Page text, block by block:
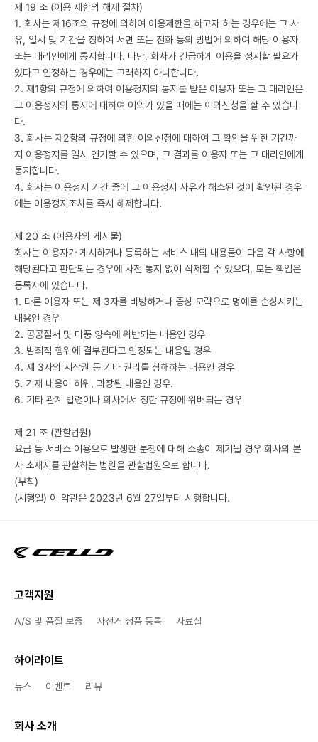
제 19 조 (이용 제한의 해제 절차)
1. 회사는 제16조의 규정에 의하여 이용제한을 하고자 하는 경우에는 그 사
유, 일시 및 기간을 정하여 서면 또는 전화 등의 방법에 의하여 해당 이용자
또는 대리인에게 통지합니다. 다만, 회사가 긴급하게 이용을 정지할 필요가
있다고 인정하는 경우에는 그러하지 아니합니다.
2. 제1항의 규정에 의하여 이용정지의 통지를 받은 이용자 또는 그 대리인은
그 이용정지의 통지에 대하여 이의가 있을 때에는 이의신청을 할 수 있습니
다.
3. 회사는 제2항의 규정에 의한 이의신청에 대하여 그 확인을 위한 기간까
지 이용정지를 일시 연기할 수 있으며, 그 결과를 이용자 또는 그 대리인에게
통지합니다.
4. 회사는 이용정지 기간 중에 그 이용정지 사유가 해소된 것이 확인된 경우
에는 이용정지조치를 즉시 해제합니다.
제 20 조 (이용자의 게시물)
회사는 이용자가 게시하거나 등록하는 서비스 내의 내용물이 다음 각 사항에
해당된다고 판단되는 경우에 사전 통지 없이 삭제할 수 있으며, 모든 책임은
등록자에 있습니다.
1. 다른 이용자 또는 제 3자를 비방하거나 중상 모략으로 명예를 손상시키는
내용인 경우
2. 공공질서 및 미풍 양속에 위반되는 내용인 경우
3. 범죄적 행위에 결부된다고 인정되는 내용일 경우
4. 제 3자의 저작권 등 기타 권리를 침해하는 내용인 경우
5. 기재 내용이 허위, 과장된 내용인 경우.
6. 기타 관계 법령이나 회사에서 정한 규정에 위배되는 경우
제 21 조 (관할법원)
요금 등 서비스 이용으로 발생한 분쟁에 대해 소송이 제기될 경우 회사의 본
사 소재지를 관할하는 법원을 관할법원으로 합니다.
(부칙)
(시행일) 이 약관은 2023년 6월 27일부터 시행합니다.
고객지원
A/S 및 품질 보증 자전거 정품 등록 자료실
하이라이트
뉴스 이벤트 리뷰
회사 소개